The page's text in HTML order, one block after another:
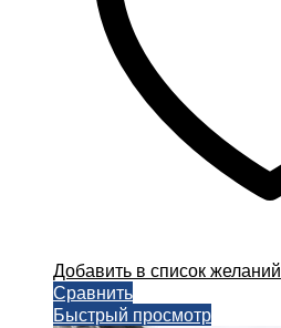
Добавить в список желаний
Сравнить
Быстрый просмотр